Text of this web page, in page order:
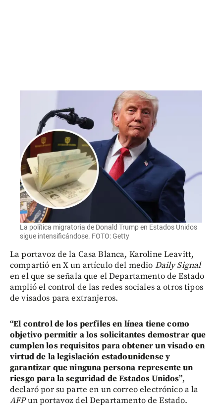
La política migratoria de Donald Trump en Estados Unidos
sigue intensificándose. FOTO: Getty
La portavoz de la Casa Blanca, Karoline Leavitt,
compartió en X un artículo del medio Daily Signal
en el que se señala que el Departamento de Estado
amplió el control de las redes sociales a otros tipos
de visados para extranjeros.
“El control de los perfiles en línea tiene como
objetivo permitir a los solicitantes demostrar que
cumplen los requisitos para obtener un visado en
virtud de la legislación estadounidense y
garantizar que ninguna persona represente un
riesgo para la seguridad de Estados Unidos”,
declaró por su parte en un correo electrónico a la
AFPun portavoz del Departamento de Estado.